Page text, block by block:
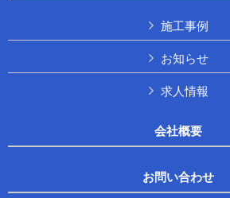
施工事例
お知らせ
求人情報
会社概要
お問い合わせ